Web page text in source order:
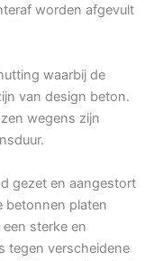
worden afgevult
waarbij de
van design beton.
wegens zijn
gezet en aangestort
betonnen platen
sterke en
tegen verscheidene